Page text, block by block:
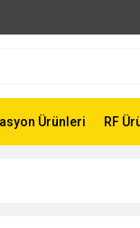
Ürünleri RF